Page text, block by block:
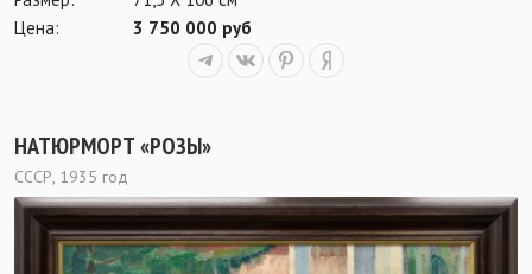
Цена:
3 750 000 руб
НАТЮРМОРТ «РОЗЫ»
СССР, 1935 год